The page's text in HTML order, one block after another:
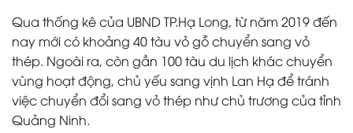
Qua thống kê của UBND TP.Hạ Long, từ năm 2019 đến
nay mới có khoảng 40 tàu vỏ gỗ chuyển sang vỏ
thép. Ngoài ra, còn gần 100 tàu du lịch khác chuyển
vùng hoạt động, chủ yếu sang vịnh Lan Hạ để tránh
việc chuyển đổi sang vỏ thép như chủ trương của tỉnh
Quảng Ninh.